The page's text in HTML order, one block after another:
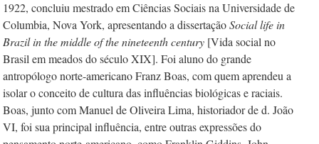
1922, concluiu mestrado em Ciências Sociais na Universidade de
Columbia, Nova York, apresentando a dissertaçãoSocial life in
Brazil in the middle of the nineteenth century [Vida social no
Brasil em meados do século XIX]. Foi aluno do grande
antropólogo norte-americano Franz Boas, com quem aprendeu a
isolar o conceito de cultura das influências biológicas e raciais.
Boas, junto com Manuel de Oliveira Lima, historiador de d. João
VI, foi sua principal influência, entre outras expressões do